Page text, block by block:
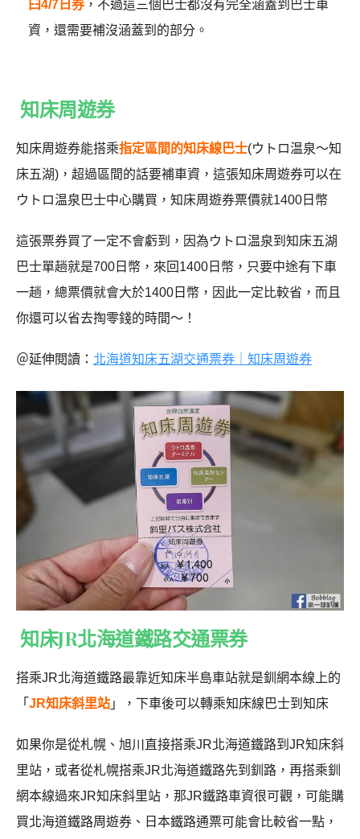
臼4/7日券，不過這三個巴士都沒有完全涵蓋到巴士車
資，還需要補沒涵蓋到的部分。
知床周遊券
知床周遊券能搭乘指定區間的知床線巴士(ウトロ温泉～知
床五湖)，超過區間的話要補車資，這張知床周遊券可以在
ウトロ温泉巴士中心購買，知床周遊券票價就1400日幣
這張票券買了一定不會虧到，因為ウトロ温泉到知床五湖
巴士單趟就是700日幣，來回1400日幣，只要中途有下車
一趟，總票價就會大於1400日幣，因此一定比較省，而且
你還可以省去掏零錢的時間～！
＠延伸閱讀： 北海道知床五湖交通票券｜知床周遊券
知床JR北海道鐵路交通票券
搭乘JR北海道鐵路最靠近知床半島車站就是釧網本線上的
「 JR知床斜里站 」，下車後可以轉乘知床線巴士到知床
如果你是從札幌、旭川直接搭乘JR北海道鐵路到JR知床斜
里站，或者從札幌搭乘JR北海道鐵路先到釧路，再搭乘釧
網本線過來JR知床斜里站，那JR鐵路車資很可觀，可能購
買北海道鐵路周遊券、日本鐵路通票可能會比較省一點，